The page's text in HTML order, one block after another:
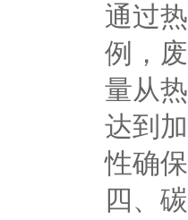
通过
例，
量从
达到
性确
四、